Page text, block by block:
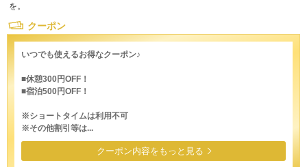
を。
クーポン
いつでも使えるお得なクーポン♪
■休憩300円OFF！
■宿泊500円OFF！
※ショートタイムは利用不可
※その他割引等は...
クーポン内容をもっと見る